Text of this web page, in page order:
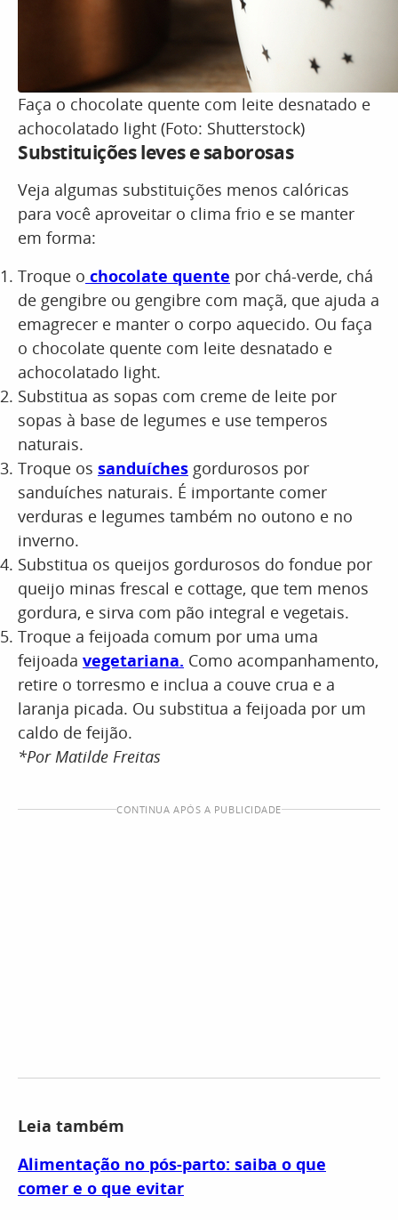
Faça o chocolate quente com leite desnatado e
achocolatado light (Foto: Shutterstock)
Substituições leves e saborosas
Veja algumas substituições menos calóricas
para você aproveitar o clima frio e se manter
em forma:
Troque o chocolate quente por chá-verde, chá
de gengibre ou gengibre com maçã, que ajuda a
emagrecer e manter o corpo aquecido. Ou faça
o chocolate quente com leite desnatado e
achocolatado light.
Substitua as sopas com creme de leite por
sopas à base de legumes e use temperos
naturais.
Troque os sanduíches gordurosos por
sanduíches naturais. É importante comer
verduras e legumes também no outono e no
inverno.
Substitua os queijos gordurosos do fondue por
queijo minas frescal e cottage, que tem menos
gordura, e sirva com pão integral e vegetais.
Troque a feijoada comum por uma uma
feijoada vegetariana. Como acompanhamento,
retire o torresmo e inclua a couve crua e a
laranja picada. Ou substitua a feijoada por um
caldo de feijão.
*Por Matilde Freitas
CONTINUA APÓS A PUBLICIDADE
Leia também
Alimentação no pós-parto: saiba o que
comer e o que evitar